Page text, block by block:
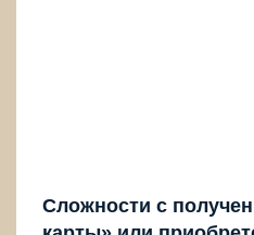
Сложности с